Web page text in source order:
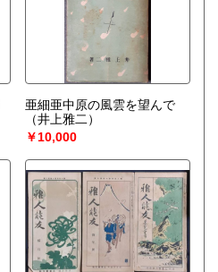
亜細亜中原の風雲を望んで
（井上雅二）
￥10,000